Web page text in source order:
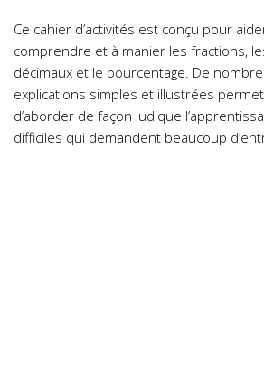
Ce cahier d’activités est conçu pour
comprendre et à manier les fractions,
décimaux et le pourcentage. De
explications simples et illustrées
d’aborder de façon ludique
difficiles qui demandent beaucoup